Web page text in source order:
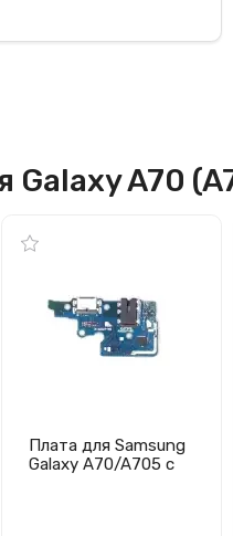
Galaxy A70
Плата для Samsung
Galaxy A70/A705 с